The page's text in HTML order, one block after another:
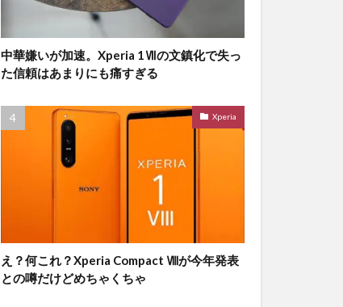
中華嫌いが加速。Xperia 1Ⅶの文鎮化で失っ
た信頼はあまりにも痛すぎる
Xperia
え？何これ？Xperia Compact Ⅷが今年発表
との噂だけどめちゃくちゃ